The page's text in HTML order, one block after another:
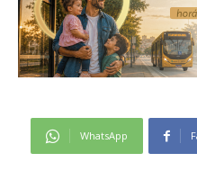
WhatsApp